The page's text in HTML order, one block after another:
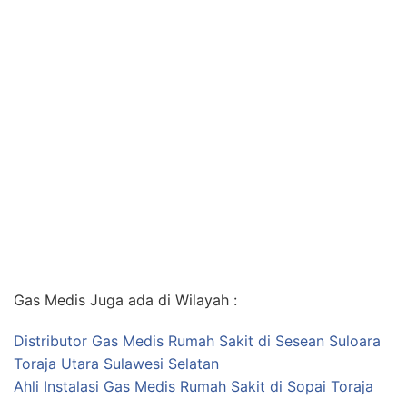
Gas Medis Juga ada di Wilayah :
Distributor Gas Medis Rumah Sakit di Sesean Suloara
Toraja Utara Sulawesi Selatan
Ahli Instalasi Gas Medis Rumah Sakit di Sopai Toraja